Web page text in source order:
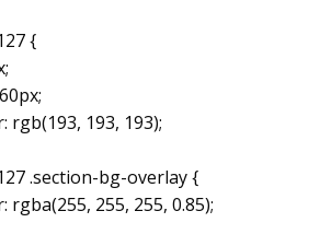
{
193, 193);
.section-bg-overlay {
255, 255, 0.85);